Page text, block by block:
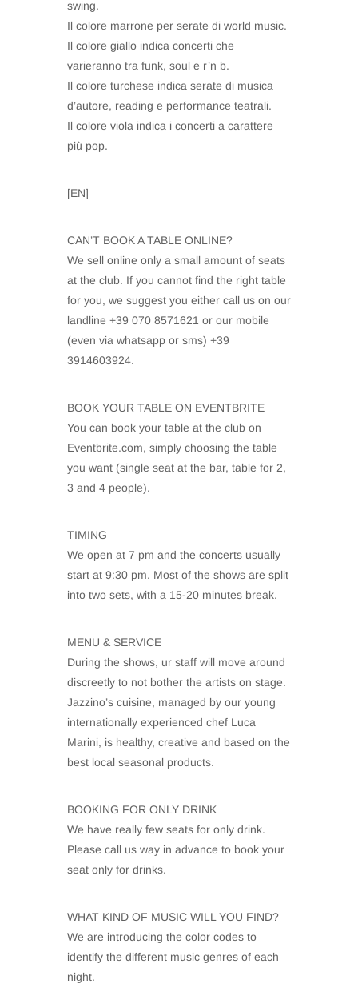
swing.
Il colore marrone per serate di world music.
Il colore giallo indica concerti che
varieranno tra funk, soul e r’n b.
Il colore turchese indica serate di musica
d’autore, reading e performance teatrali.
Il colore viola indica i concerti a carattere
più pop.
[EN]
CAN’T BOOK A TABLE ONLINE?
We sell online only a small amount of seats
at the club. If you cannot find the right table
for you, we suggest you either call us on our
landline +39 070 8571621 or our mobile
(even via whatsapp or sms) +39
3914603924.
BOOK YOUR TABLE ON EVENTBRITE
You can book your table at the club on
Eventbrite.com, simply choosing the table
you want (single seat at the bar, table for 2,
3 and 4 people).
TIMING
We open at 7 pm and the concerts usually
start at 9:30 pm. Most of the shows are split
into two sets, with a 15-20 minutes break.
MENU & SERVICE
During the shows, ur staff will move around
discreetly to not bother the artists on stage.
Jazzino’s cuisine, managed by our young
internationally experienced chef Luca
Marini, is healthy, creative and based on the
best local seasonal products.
BOOKING FOR ONLY DRINK
We have really few seats for only drink.
Please call us way in advance to book your
seat only for drinks.
WHAT KIND OF MUSIC WILL YOU FIND?
We are introducing the color codes to
identify the different music genres of each
night.